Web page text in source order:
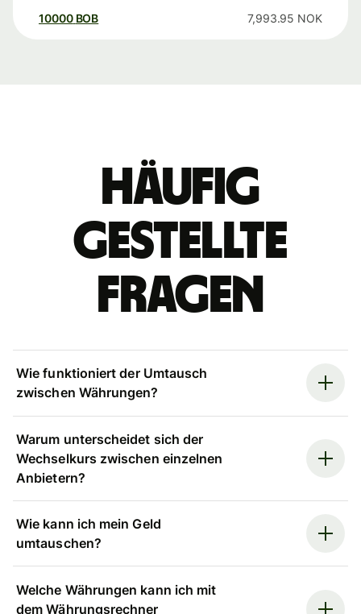
10000 BOB 7,993.95 NOK
Häufig
gestellte
Fragen
Wie funktioniert der Umtausch
zwischen Währungen?
Warum unterscheidet sich der
Wechselkurs zwischen einzelnen
Anbietern?
Wie kann ich mein Geld
umtauschen?
Welche Währungen kann ich mit
dem Währungsrechner